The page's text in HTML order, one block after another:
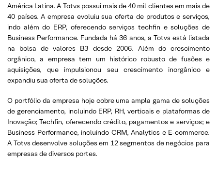
América Latina. A Totvs possui mais de 40 mil clientes em mais de
40 países. A empresa evoluiu sua oferta de produtos e serviços,
indo além do ERP, oferecendo serviços techfin e soluções de
Business Performance. Fundada há 36 anos, a Totvs está listada
na bolsa de valores B3 desde 2006. Além do crescimento
orgânico, a empresa tem um histórico robusto de fusões e
aquisições, que impulsionou seu crescimento inorgânico e
expandiu sua oferta de soluções.
O portfólio da empresa hoje cobre uma ampla gama de soluções
de gerenciamento, incluindo ERP, RH, verticais e plataformas de
Inovação; Techfin, oferecendo crédito, pagamentos e serviços; e
Business Performance, incluindo CRM, Analytics e E-commerce.
A Totvs desenvolve soluções em 12 segmentos de negócios para
empresas de diversos portes.